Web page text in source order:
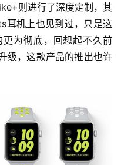
则进行了深度定制，其
耳机上也见到过，只是这
为彻底，回想起不久前
级，这款产品的推出也许